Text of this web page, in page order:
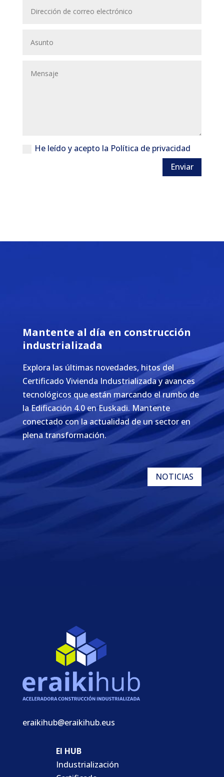
He leído y acepto la Política de privacidad
Enviar
Mantente al día en construcción
industrializada
Explora las últimas novedades, hitos del
Certificado Vivienda Industrializada y avances
tecnológicos que están marcando el rumbo de
la Edificación 4.0 en Euskadi. Mantente
conectado con la actualidad de un sector en
plena transformación.
NOTICIAS
eraikihub@eraikihub.eus
El HUB
Industrialización